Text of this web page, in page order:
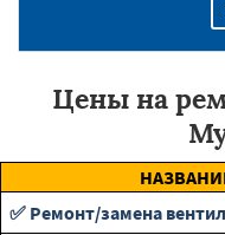
Цены на
✅ Ремонт/замена